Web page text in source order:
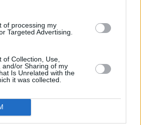
of processing my
Targeted Advertising.
of Collection, Use,
and/or Sharing of my
Is Unrelated with the
it was collected.